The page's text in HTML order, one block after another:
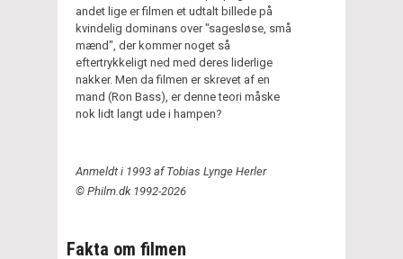
andet lige er filmen et udtalt billede på
kvindelig dominans over "sagesløse, små
mænd", der kommer noget så
eftertrykkeligt ned med deres liderlige
nakker. Men da filmen er skrevet af en
mand (Ron Bass), er denne teori måske
nok lidt langt ude i hampen?
Anmeldt i 1993 af Tobias Lynge Herler
© Philm.dk 1992-2026
Fakta om filmen